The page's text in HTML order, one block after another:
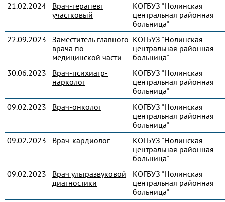
21.02.2024
Врач-терапевт
участковый
КОГБУЗ "Нолинская
центральная районная
больница"
22.09.2023
Заместитель главного
врача по
медицинской части
КОГБУЗ "Нолинская
центральная районная
больница"
30.06.2023
Врач-психиатр-
нарколог
КОГБУЗ "Нолинская
центральная районная
больница"
09.02.2023
Врач-онколог
КОГБУЗ "Нолинская
центральная районная
больница"
09.02.2023
Врач-кардиолог
КОГБУЗ "Нолинская
центральная районная
больница"
09.02.2023
Врач ультразвуковой
диагностики
КОГБУЗ "Нолинская
центральная районная
больница"